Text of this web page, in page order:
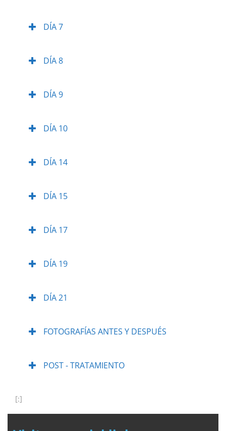
DÍA 7
DÍA 8
DÍA 9
DÍA 10
DÍA 14
DÍA 15
DÍA 17
DÍA 19
DÍA 21
FOTOGRAFÍAS ANTES Y DESPUÉS
POST - TRATAMIENTO
[:]